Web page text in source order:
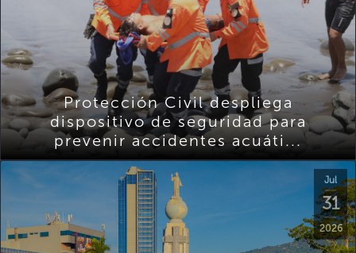
Protección Civil despliega
dispositivo de seguridad para
prevenir accidentes acuáti...
Jul
31
2026